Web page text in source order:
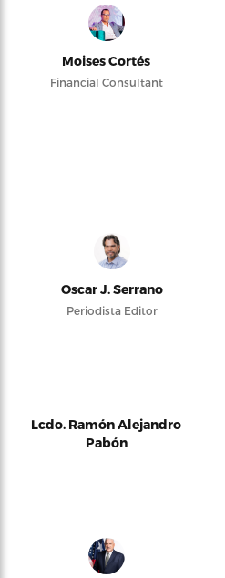
Moises Cortés
Financial Consultant
Oscar J. Serrano
Periodista Editor
Lcdo. Ramón Alejandro
Pabón